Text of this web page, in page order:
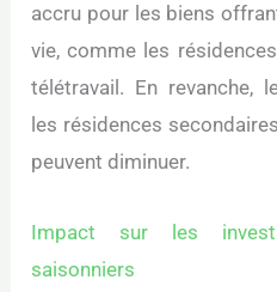
accru pour les biens
vie, comme les
télétravail. En revanche,
les résidences
peuvent diminuer.
Impact sur les
saisonniers